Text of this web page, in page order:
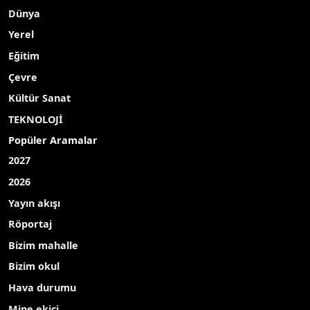
Uzun yıllardır Türk sporunun yanında yer alan
Ülker, Türk basketbolunun gelişimine yönelik
Türkiye Basketbol Federasyonu’yla kapsamlı bir iş
birliğine imza attı.